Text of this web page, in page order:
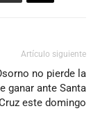
Artículo siguiente
no pierde la
ganar ante Santa
este domingo